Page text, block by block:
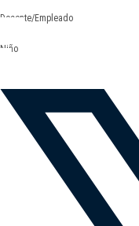
Docente/Empleado
Niño